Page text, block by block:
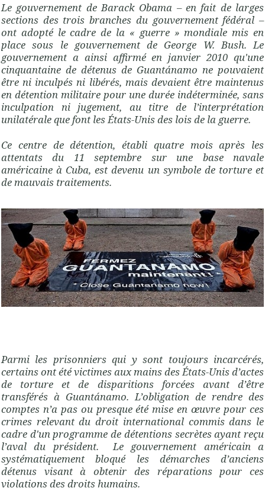
Le gouvernement de Barack Obama – en fait de larges
sections des trois branches du gouvernement fédéral –
ont adopté le cadre de la « guerre » mondiale mis en
place sous le gouvernement de George W. Bush. Le
gouvernement a ainsi affirmé en janvier 2010 qu'une
cinquantaine de détenus de Guantánamo ne pouvaient
être ni inculpés ni libérés, mais devaient être maintenus
en détention militaire pour une durée indéterminée, sans
inculpation ni jugement, au titre de l’interprétation
unilatérale que font les États-Unis des lois de la guerre.
Ce centre de détention, établi quatre mois après les
attentats du 11 septembre sur une base navale
américaine à Cuba, est devenu un symbole de torture et
de mauvais traitements.
Parmi les prisonniers qui y sont toujours incarcérés,
certains ont été victimes aux mains des États-Unis d’actes
de torture et de disparitions forcées avant d’être
transférés à Guantánamo. L’obligation de rendre des
comptes n’a pas ou presque été mise en œuvre pour ces
crimes relevant du droit international commis dans le
cadre d'un programme de détentions secrètes ayant reçu
l’aval du président. Le gouvernement américain a
systématiquement bloqué les démarches d’anciens
détenus visant à obtenir des réparations pour ces
violations des droits humains.